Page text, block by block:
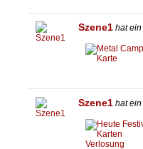
Szene1 hat
Szene1 hat